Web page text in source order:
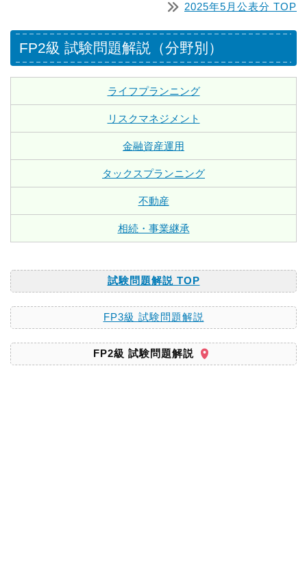
2025年5月公表分 TOP
FP2級 試験問題解説（分野別）
ライフプランニング
リスクマネジメント
金融資産運用
タックスプランニング
不動産
相続・事業継承
試験問題解説 TOP
FP3級 試験問題解説
FP2級 試験問題解説